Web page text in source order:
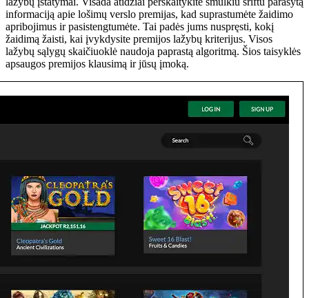
informaciją apie lošimų verslo premijas, kad suprastumėte žaidimo
apribojimus ir pasistengtumėte. Tai padės jums nuspręsti, kokį
žaidimą žaisti, kai įvykdysite premijos lažybų kriterijus. Visos
lažybų sąlygų skaičiuoklė naudoja paprastą algoritmą. Šios taisyklės
apsaugos premijos klausimą ir jūsų įmoką.